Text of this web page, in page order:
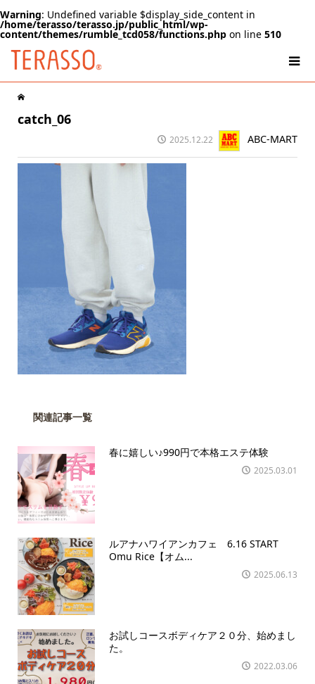
Warning: Undefined variable $display_side_content in
/home/terasso/terasso.jp/public_html/wp-
content/themes/rumble_tcd058/functions.php on line 510
catch_06
2025.12.22 ABC-MART
関連記事一覧
春に嬉しい♪990円で本格エステ体験
2025.03.01
ルアナハワイアンカフェ 6.16 START
Omu Rice【オム...
2025.06.13
お試しコースボディケア２０分、始めまし
た。
2022.03.06